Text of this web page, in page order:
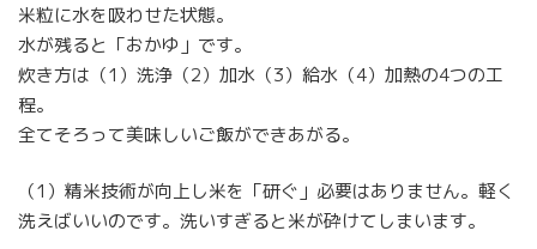
米粒に水を吸わせた状態。
水が残ると「おかゆ」です。
炊き方は（1）洗浄（2）加水（3）給水（4）加熱の4つの工
程。
全てそろって美味しいご飯ができあがる。
（1）精米技術が向上し米を「研ぐ」必要はありません。軽く
洗えばいいのです。洗いすぎると米が砕けてしまいます。